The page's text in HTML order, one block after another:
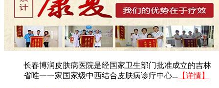
长春博润皮肤病医院是经国家卫生部门批准成立的吉林
省唯一一家国家级中西结合皮肤病诊疗中心... 【详情】